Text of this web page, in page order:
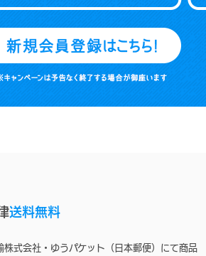
送料無料
株式会社・ゆうパケット（日本郵便）にて商品